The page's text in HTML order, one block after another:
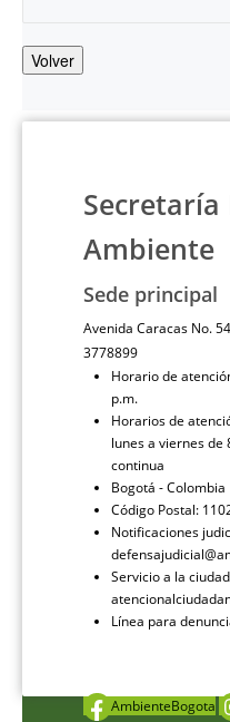
Volver
Ambiente
Sede principal
Avenida Caracas No.
3778899
Horario de
p.m.
Horarios de
lunes a viernes de
continua
Bogotá - Colombia
Código Postal:
Notificaciones
Servicio a la
Línea para
AmbienteBogota